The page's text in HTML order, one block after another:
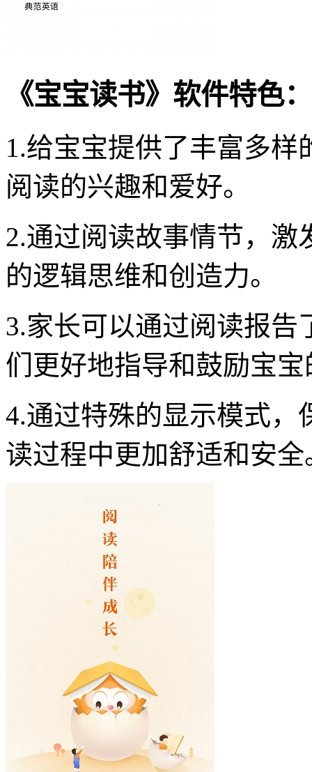
《宝宝读书》软件特色：
1.给宝宝提供了丰富多
阅读的兴趣和爱好。
2.通过阅读故事情节，
的逻辑思维和创造力。
3.家长可以通过阅读报
们更好地指导和鼓励宝
4.通过特殊的显示模式，
读过程中更加舒适和安全